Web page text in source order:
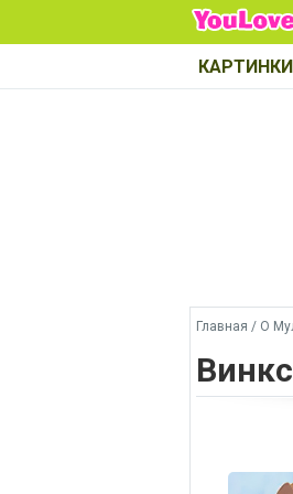
КАРТИНКИ
Главная / О